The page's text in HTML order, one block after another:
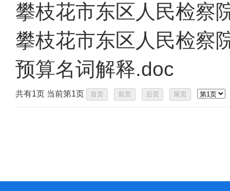
攀枝花市东区人民检察
攀枝花市东区人民检察
预算名词解释.doc
共有1页 当前第1页